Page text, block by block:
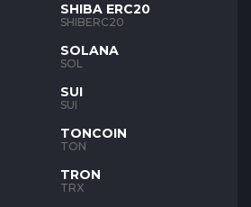
SHIBA ERC20
SHIBERC20
SOLANA
SOL
SUI
SUI
TONCOIN
TON
TRON
TRX